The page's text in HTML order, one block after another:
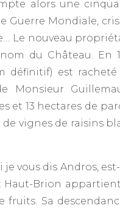
alors une
Guerre Mondiale,
Le nouveau
du Château. En
définitif) est
Monsieur
et 13 hectares de
vignes de raisins
vous dis Andros,
Haut-Brion
Sa